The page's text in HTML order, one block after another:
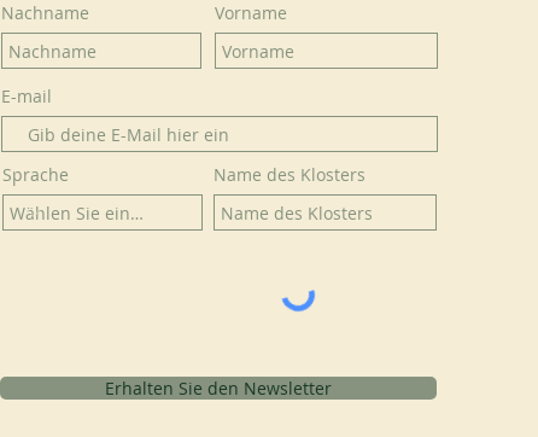
Nachname Vorname
E-mail
Sprache Name des Klosters
Erhalten Sie den Newsletter